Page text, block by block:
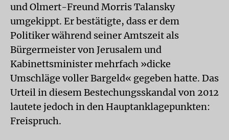
und Olmert-Freund Morris Talansky
umgekippt. Er bestätigte, dass er dem
Politiker während seiner Amtszeit als
Bürgermeister von Jerusalem und
Kabinettsminister mehrfach »dicke
Umschläge voller Bargeld« gegeben hatte. Das
Urteil in diesem Bestechungsskandal von 2012
lautete jedoch in den Hauptanklagepunkten:
Freispruch.